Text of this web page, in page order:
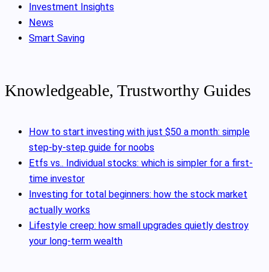
Investment Insights
News
Smart Saving
Knowledgeable, Trustworthy Guides
How to start investing with just $50 a month: simple
step-by-step guide for noobs
Etfs vs.. Individual stocks: which is simpler for a first-
time investor
Investing for total beginners: how the stock market
actually works
Lifestyle creep: how small upgrades quietly destroy
your long-term wealth